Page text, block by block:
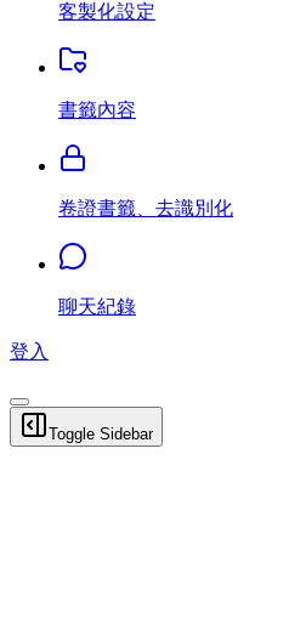
客製化設定
書籤內容
卷證書籤、去識別化
聊天紀錄
登入
Toggle Sidebar